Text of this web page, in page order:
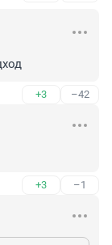
+3 –42
+3 –1